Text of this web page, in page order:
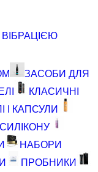
ВІБРАЦІЄЮ
ЗАСОБИ ДЛЯ
КЛАСИЧНІ
І КАПСУЛИ
НАБОРИ
ПРОБНИКИ